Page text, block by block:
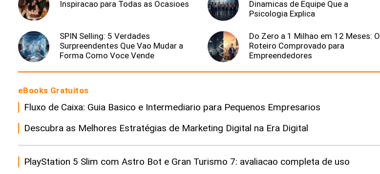
Inspiracao para Todas as Ocasioes
Dinamicas de Equipe Que a
Psicologia Explica
SPIN Selling: 5 Verdades
Surpreendentes Que Vao Mudar a
Forma Como Voce Vende
Do Zero a 1 Milhao em 12 Meses: O
Roteiro Comprovado para
Empreendedores
eBooks Gratuitos
Fluxo de Caixa: Guia Basico e Intermediario para Pequenos Empresarios
Descubra as Melhores Estratégias de Marketing Digital na Era Digital
PlayStation 5 Slim com Astro Bot e Gran Turismo 7: avaliacao completa de uso